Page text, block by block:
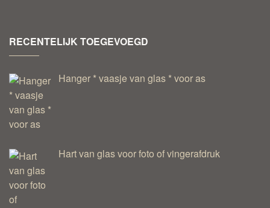
RECENTELIJK TOEGEVOEGD
Hanger * vaasje van glas * voor as
Hart van glas voor foto of vingerafdruk